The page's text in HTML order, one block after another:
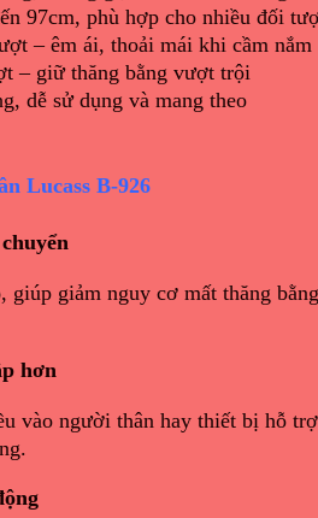
97cm, phù hợp cho nhiều đối
– êm ái, thoải mái khi cầm nắm
– giữ thăng bằng vượt trội
dễ sử dụng và mang theo
Lucass B-926
giúp giảm nguy cơ mất thăng
hơn
vào người thân hay thiết bị hỗ